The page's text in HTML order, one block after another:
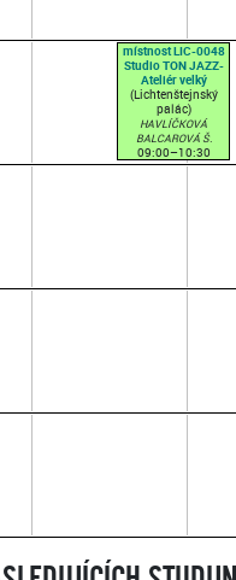
místnost LIC-0048
Studio TON JAZZ-
Ateliér velký
(Lichtenštejnský
palác)
HAVLÍČKOVÁ
BALCAROVÁ Š.
09:00–10:30
(přednášková par. 1)